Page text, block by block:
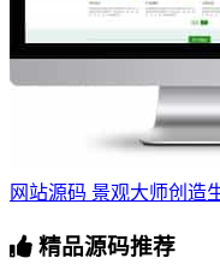
网站源码 景观大师创造
精品源码推荐